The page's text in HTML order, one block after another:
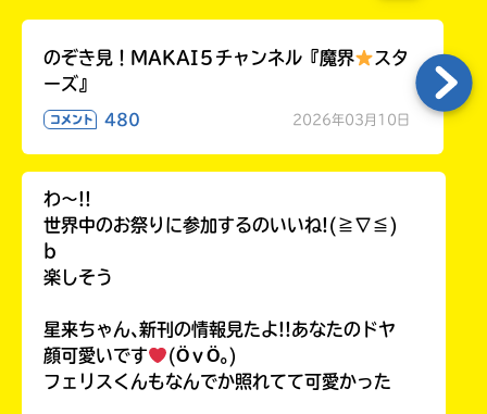
のぞき見！MAKAI５チャンネル『魔界
スタ
ーズ』
コメント 480 2026年03月10日
わ〜!!
世界中のお祭りに参加するのいいね!(≧∇≦)
b
楽しそう
星来ちゃん､新刊の情報見たよ!!あなたのドヤ
顔可愛いです
(ӦｖӦ｡)
フェリスくんもなんでか照れてて可愛かった